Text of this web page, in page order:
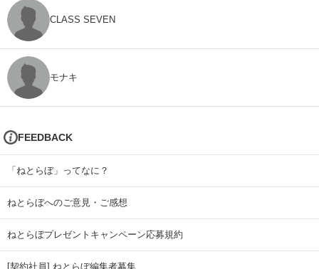
CLASS SEVEN
モナキ
FEEDBACK
「ねとらぼ」ってなに？
ねとらぼへのご意見・ご感想
ねとらぼプレゼントキャンペーン応募規約
[契約社員] ねとらぼ編集者募集